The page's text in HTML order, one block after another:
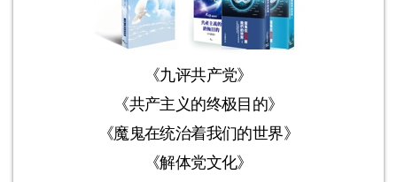
《九评共产党》
《共产主义的终极目的》
《魔鬼在统治着我们的世界》
《解体党文化》